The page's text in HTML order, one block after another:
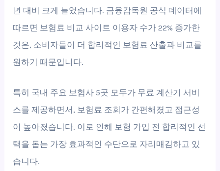
년 대비 크게 늘었습니다. 금융감독원 공식 데이터에
따르면 보험료 비교 사이트 이용자 수가 22% 증가한
것은, 소비자들이 더 합리적인 보험료 산출과 비교를
원하기 때문입니다.
특히 국내 주요 보험사 5곳 모두가 무료 계산기 서비
스를 제공하면서, 보험료 조회가 간편해졌고 접근성
이 높아졌습니다. 이로 인해 보험 가입 전 합리적인 선
택을 돕는 가장 효과적인 수단으로 자리매김하고 있
습니다.